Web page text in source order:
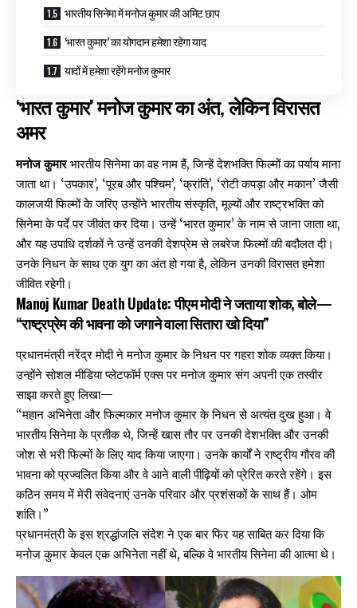
भारतीय सिनेमा में मनोज कुमार की अमिट छाप
‘भारत कुमार’ का योगदान हमेशा रहेगा याद
यादों में हमेशा रहेंगे मनोज कुमार
‘भारत कुमार’मनोज कुमारका अंत, लेकिन विरासत
अमर
मनोज कुमारभारतीय सिनेमा का वह नाम हैं, जिन्हें देशभक्ति फिल्मों का पर्याय माना
जाता था। ‘उपकार’, ‘पूरब और पश्चिम’, ‘क्रांति’, ‘रोटी कपड़ा और मकान’ जैसी
कालजयी फिल्मों के जरिए उन्होंने भारतीय संस्कृति, मूल्यों और राष्ट्रभक्ति को
सिनेमा के पर्दे पर जीवंत कर दिया। उन्हें ‘भारत कुमार’ के नाम से जाना जाता था,
और यह उपाधि दर्शकों ने उन्हें उनकी देशप्रेम से लबरेज फिल्मों की बदौलत दी।
उनके निधन के साथ एक युग का अंत हो गया है, लेकिन उनकी विरासत हमेशा
जीवित रहेगी।
Manoj Kumar Death Update: पीएम मोदी ने जताया शोक, बोले—
“राष्ट्रप्रेम की भावना को जगाने वाला सितारा खो दिया”
प्रधानमंत्री नरेंद्र मोदी ने मनोज कुमार के निधन पर गहरा शोक व्यक्त किया।
उन्होंने सोशल मीडिया प्लेटफॉर्म एक्स पर मनोज कुमार संग अपनी एक तस्वीर
साझा करते हुए लिखा—
“महान अभिनेता और फिल्मकारमनोज कुमार के निधनसे अत्यंत दुख हुआ। वे
भारतीय सिनेमा के प्रतीक थे, जिन्हें खास तौर पर उनकी देशभक्ति और उनकी
जोश से भरी फिल्मों के लिए याद किया जाएगा। उनके कार्यों ने राष्ट्रीय गौरव की
भावना को प्रज्वलित किया और वे आने वाली पीढ़ियों को प्रेरित करते रहेंगे। इस
कठिन समय में मेरी संवेदनाएं उनके परिवार और प्रशंसकों के साथ हैं। ओम
शांति।”
प्रधानमंत्री के इस श्रद्धांजलि संदेश ने एक बार फिर यह साबित कर दिया कि
मनोज कुमार केवल एक अभिनेता नहीं थे, बल्कि वे भारतीय सिनेमा की आत्मा थे।